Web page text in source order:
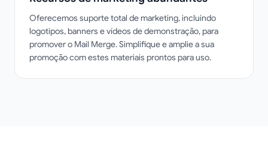
Oferecemos suporte total de marketing, incluindo
logotipos, banners e vídeos de demonstração, para
promover o Mail Merge. Simplifique e amplie a sua
promoção com estes materiais prontos para uso.